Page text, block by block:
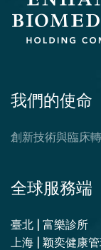
我們的使命
創新技術與臨床
全球服務端
臺北 | 富樂診所
上海 | 颖奕健康